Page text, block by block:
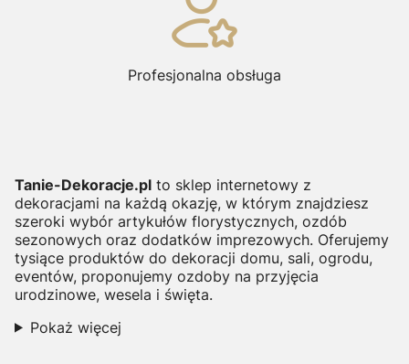
Profesjonalna obsługa
Tanie-Dekoracje.pl to sklep internetowy z
dekoracjami na każdą okazję, w którym znajdziesz
szeroki wybór artykułów florystycznych, ozdób
sezonowych oraz dodatków imprezowych. Oferujemy
tysiące produktów do dekoracji domu, sali, ogrodu,
eventów, proponujemy ozdoby na przyjęcia
urodzinowe, wesela i święta.
Pokaż więcej